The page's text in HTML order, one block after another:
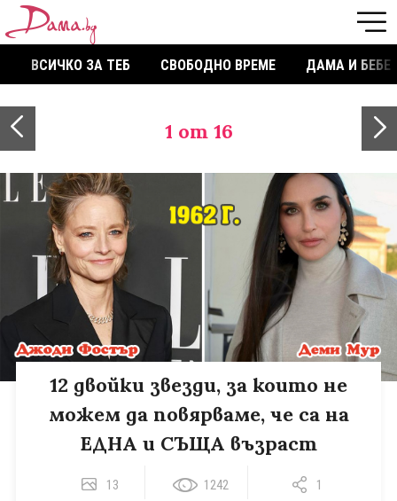
ВСИЧКО ЗА ТЕБ СВОБОДНО ВРЕМЕ ДАМА И БЕБЕ
1 от 16
12 двойки звезди, за които не
можем да повярваме, че са на
ЕДНА и СЪЩА възраст
13 1242 1